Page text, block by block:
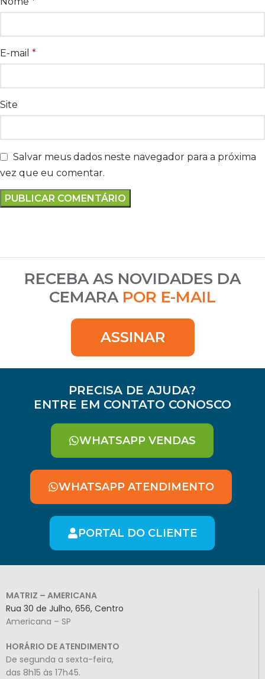
E-mail *
Site
Salvar meus dados neste navegador para a próxima
vez que eu comentar.
RECEBA AS NOVIDADES DA
CEMARA POR E-MAIL
ASSINAR
PRECISA DE AJUDA?
ENTRE EM CONTATO CONOSCO
WHATSAPP VENDAS
WHATSAPP ATENDIMENTO
PORTAL DO CLIENTE
MATRIZ – AMERICANA
Rua 30 de Julho, 656, Centro
Americana – SP
HORÁRIO DE ATENDIMENTO
De segunda a sexta-feira,
das 8h15 às 17h45.